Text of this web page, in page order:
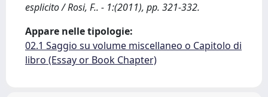
esplicito / Rosi, F.. - 1:(2011), pp. 321-332.
Appare nelle tipologie:
02.1 Saggio su volume miscellaneo o Capitolo di
libro (Essay or Book Chapter)